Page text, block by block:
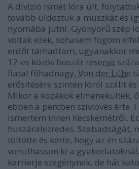
A divízió ismét lóra ült,
tovább üldöztük a muszkát és
nyomába jutni. Gyönyörű szép
voltak ezek, sohasem fogom
erdőt támadtam, ugyanakkor
12-es közös huszár reserva
fiatal főhadnagy, Von der Lühe
erősítésére szintén lóról szállt
Mikor a kozákok elmenekültek,
ebben a percben szívlövés érte.
ismertem innen Kecskemétről.
huszáralezredes. Szabadságát,
töltötte és kérte, hogy az én
vonulhasson ki a
karrierje szegénynek, de hát